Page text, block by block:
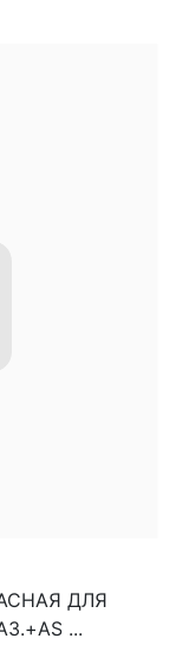
ДЛЯ
...